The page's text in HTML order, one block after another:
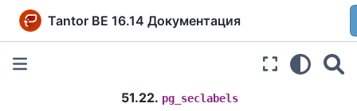
Tantor BE 16.14 Документация
51.22. pg_seclabels